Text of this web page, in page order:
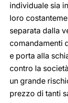
individuale sia
loro
separata dalla
comandamenti
e porta alla
contro la
un grande
prezzo di tanti